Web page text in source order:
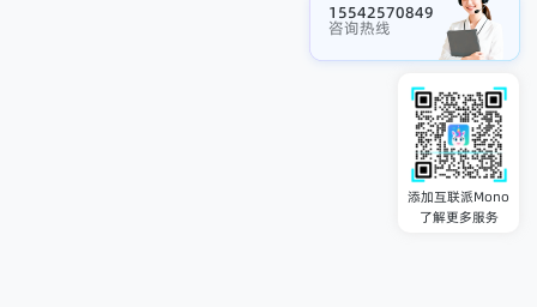
15542570849
咨询热线
添加互联派Mono
了解更多服务